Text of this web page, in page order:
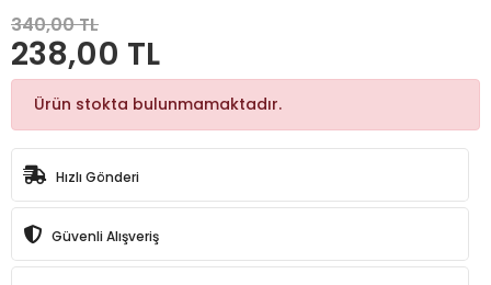
340,00 TL
238,00 TL
Ürün stokta bulunmamaktadır.
Hızlı Gönderi
Güvenli Alışveriş